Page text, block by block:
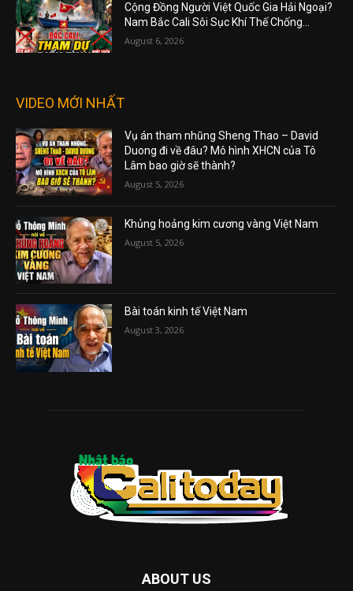
Cộng Đồng Người Việt Quốc Gia Hải Ngoại?
Nam Bắc Cali Sôi Sục Khí Thế Chống...
August 6, 2026
VIDEO MỚI NHẤT
Vụ án tham nhũng Sheng Thao – David
Duong đi về đâu? Mô hình XHCN của Tô
Lâm bao giờ sẽ thành?
August 5, 2026
Khủng hoảng kim cương vàng Việt Nam
August 5, 2026
Bài toán kinh tế Việt Nam
August 3, 2026
ABOUT US